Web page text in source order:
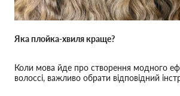
Яка плойка-хвиля краще?
Коли мова йде про створення модного
волоссі, важливо обрати відповідний